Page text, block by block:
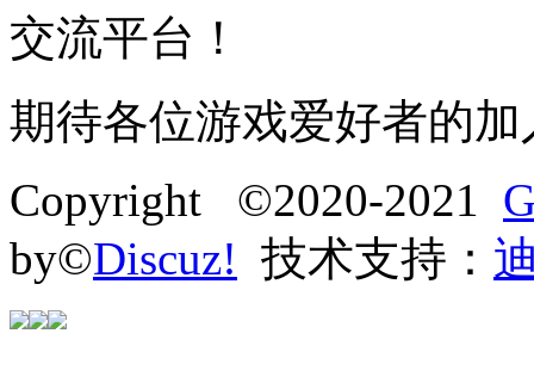
交流平台！
期待各位游戏爱好者的加
Copyright ©2020-2021
by©Discuz! 技术支持：